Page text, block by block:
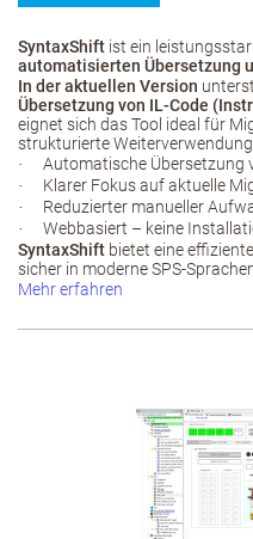
SyntaxShift ist ein
automatisierten Übersetzung
In der aktuellen Version
Übersetzung von IL-Code
eignet sich das Tool ideal für
strukturierte
· Automatische Übersetzung
· Klarer Fokus auf aktuelle
· Reduzierter manueller
·
Webbasiert – keine
SyntaxShift bietet eine
sicher in moderne SPS-
Mehr erfahren